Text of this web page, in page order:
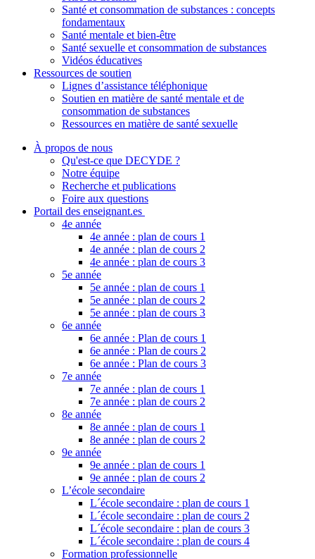
Santé et consommation de substances : concepts
fondamentaux
Santé mentale et bien-être
Santé sexuelle et consommation de substances
Vidéos éducatives
Ressources de soutien
Lignes d’assistance téléphonique
Soutien en matière de santé mentale et de
consommation de substances
Ressources en matière de santé sexuelle
À propos de nous
Qu'est-ce que DECYDE ?
Notre équipe
Recherche et publications
Foire aux questions
Portail des enseignant.es
4e année
4e année : plan de cours 1
4e année : plan de cours 2
4e année : plan de cours 3
5e année
5e année : plan de cours 1
5e année : plan de cours 2
5e année : plan de cours 3
6e année
6e année : Plan de cours 1
6e année : Plan de cours 2
6e année : Plan de cours 3
7e année
7e année : plan de cours 1
7e année : plan de cours 2
8e année
8e année : plan de cours 1
8e année : plan de cours 2
9e année
9e année : plan de cours 1
9e année : plan de cours 2
L’école secondaire
L´école secondaire : plan de cours 1
L´école secondaire : plan de cours 2
L´école secondaire : plan de cours 3
L´école secondaire : plan de cours 4
Formation professionnelle